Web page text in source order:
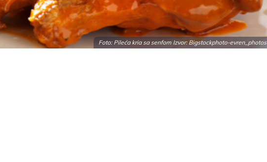
Foto: Pileća kria sa senfom Izvor:Bigstockphoto-evren_photos